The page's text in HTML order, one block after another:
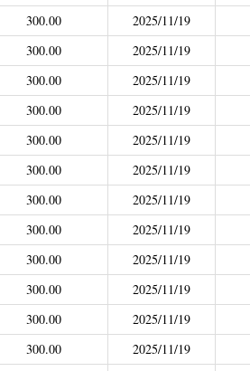
年4月之前社保局公开的数据）
300.00
2025/11/19
300.00
2025/11/19
300.00
2025/11/19
300.00
2025/11/19
300.00
2025/11/19
300.00
2025/11/19
300.00
2025/11/19
300.00
2025/11/19
300.00
2025/11/19
300.00
2025/11/19
300.00
2025/11/19
300.00
2025/11/19